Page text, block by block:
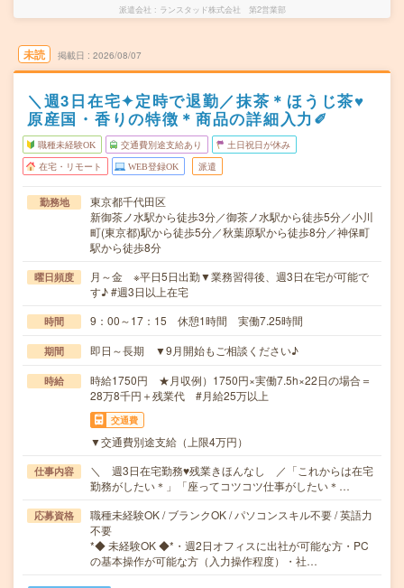
派遣会社 ランスタッド株式会社 第2営業部
未読 掲載日 2026/08/07
＼週3日在宅✦定時で退勤／抹茶＊ほうじ茶♥
原産国・香りの特徴＊商品の詳細入力✐
職種未経験OK 交通費別途支給あり 土日祝日が休み
在宅・リモート WEB登録OK 派遣
勤務地
東京都千代田区
新御茶ノ水駅から徒歩3分／御茶ノ水駅から徒歩5分／小川
町(東京都)駅から徒歩5分／秋葉原駅から徒歩8分／神保町
駅から徒歩8分
曜日頻度
月～金 ※平日5日出勤▼業務習得後、週3日在宅が可能で
す♪ #週3日以上在宅
時間 9：00～17：15 休憩1時間 実働7.25時間
期間 即日～長期 ▼9月開始もご相談ください♪
時給
時給1750円 ★月収例）1750円×実働7.5h×22日の場合＝
28万8千円＋残業代 #月給25万以上
交通費
▼交通費別途支給（上限4万円）
仕事内容
＼ 週3日在宅勤務♥残業きほんなし ／「これからは在宅
勤務がしたい＊」「座ってコツコツ仕事がしたい＊…
応募資格
職種未経験OK / ブランクOK / パソコンスキル不要 / 英語力
不要
*◆ 未経験OK ◆*・週2日オフィスに出社が可能な方・PC
の基本操作が可能な方（入力操作程度）・社…